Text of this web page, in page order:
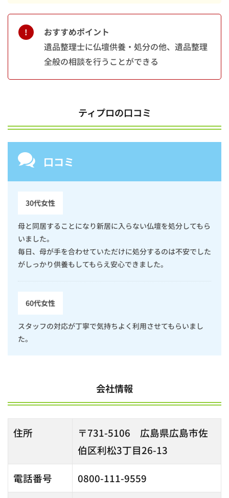
屋の
口コ
ミ
彫
3.1
山口
石彫
ばれ
由
山口
石彫
の口
広島
のお
すす
養・
の業
者
【ま
4.3.1
おすすめポイント
遺品整理士に仏壇供養・処分の他、遺品整理
全般の相談を行うことができる
ティプロの口コミ
口コミ
30代女性
母と同居することになり新居に入らない仏壇を処分してもら
いました。
毎日、母が手を合わせていただけに処分するのは不安でした
がしっかり供養もしてもらえ安心できました。
60代女性
スタッフの対応が丁寧で気持ちよく利用させてもらいまし
た。
会社情報
住所
〒731-5106 広島県広島市佐
伯区利松3丁目26-13
電話番号 0800-111-9559